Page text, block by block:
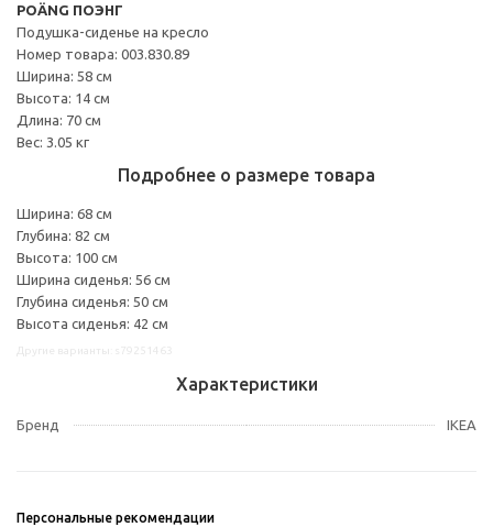
POÄNG ПОЭНГ
Подушка-сиденье на кресло
Номер товара: 003.830.89
Ширина: 58 см
Высота: 14 см
Длина: 70 см
Вес: 3.05 кг
Подробнее о размере товара
Ширина: 68 см
Глубина: 82 см
Высота: 100 см
Ширина сиденья: 56 см
Глубина сиденья: 50 см
Высота сиденья: 42 см
Характеристики
Бренд IKEA
Персональные рекомендации